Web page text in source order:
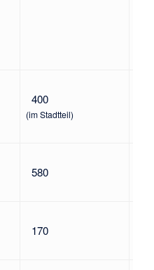
400
(im Stadtteil)
580
170